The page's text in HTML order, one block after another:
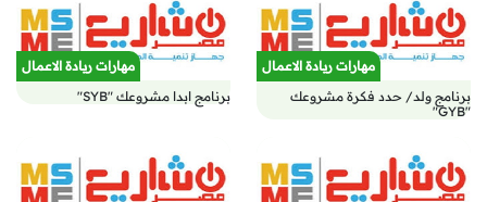
مهارات ريادة الاعمال
برنامج ولد/ حدد فكرة مشروعك
"GYB"
مهارات ريادة الاعمال
برنامج ابدا مشروعك "SYB"